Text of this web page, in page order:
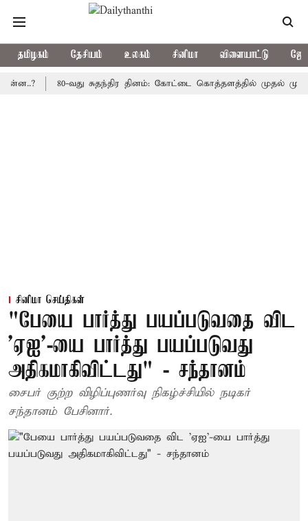
தமிழகம் தேசியம் உலகம் சினிமா விளையாட்டு
80-வது சுதந்திர தினம்: கோட்டை கொத்தளத்தில் முதல் முறையாக
சினிமா செய்திகள்
"பேயை பார்த்து பயப்படுவதை விட
'ஏஐ'-யை பார்த்து பயப்படுவது
அதிகமாகிவிட்டது" - சந்தானம்
சைபர் குற்ற விழிப்புணர்வு நிகழ்ச்சியில் நடிகர்
சந்தானம் பேசினார்.